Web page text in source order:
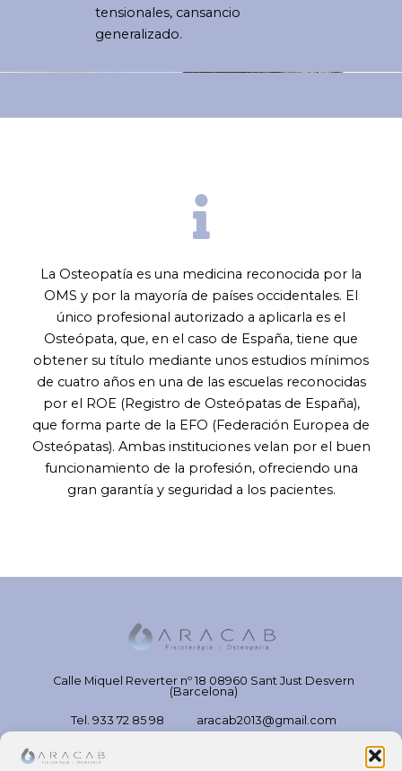
tensionales, cansancio
generalizado.
La Osteopatía es una medicina reconocida por la
OMS y por la mayoría de países occidentales. El
único profesional autorizado a aplicarla es el
Osteópata, que, en el caso de España, tiene que
obtener su título mediante unos estudios mínimos
de cuatro años en una de las escuelas reconocidas
por el ROE (Registro de Osteópatas de España),
que forma parte de la EFO (Federación Europea de
Osteópatas). Ambas instituciones velan por el buen
funcionamiento de la profesión, ofreciendo una
gran garantía y seguridad a los pacientes.
Calle Miquel Reverter nº 18 08960 Sant Just Desvern
(Barcelona)
Tel. 933 72 85 98 aracab2013@gmail.com